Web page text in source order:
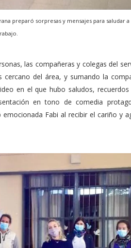
preparó sorpresas y mensajes para saludar
las compañeras y colegas del
del área, y sumando la
en el que hubo saludos,
en tono de comedia
Fabi al recibir el cariño y